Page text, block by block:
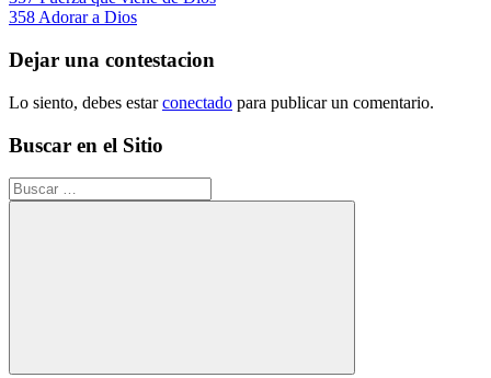
de
entradas
anterior:
Siguiente
358 Adorar a Dios
Dejar una contestacion
Lo siento, debes estarconectado para publicar un comentario.
Buscar en el Sitio
Buscar: